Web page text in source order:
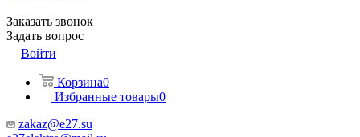
Заказать звонок
Задать вопрос
Войти
Корзина0
Избранные товары0
zakaz@e27.su